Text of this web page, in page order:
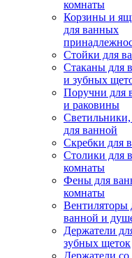
комнаты
Корзины и
для ванных
Стойки для
Стаканы для
и зубных
Поручни для
и раковины
Светильники,
для ванной
Скребки для
Столики для
комнаты
Фены для
комнаты
Вентиляторы
ванной и
Держатели
зубных щеток
Держатели со